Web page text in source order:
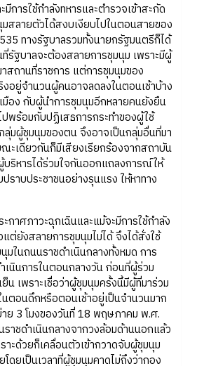
การใช้กำลังทหารและตำรวจเข้าสะกัด
สลายตัวได้สงบเงียบไปในตอนสายของ
ทางรัฐบาลรวมทั้งนายกรัฐมนตรีก็ได้
รัฐบาลจะต้องสลายการชุมนุม เพราะมีผู้
สถานที่ราชการ แต่การชุมนุมของ
อยู่จำนวนผู้คนอาจลดลงในตอนเช้าบ้าง
อง กับผู้นำการชุมนุมอีกหลายคนยังยืน
พร้อมกับปฏิเสธการกระทำของผู้ใช้
ลุ่มผู้ชุมนุมของตน จึงอาจเป็นกลุ่มอื่นที่มา
ะเดียวกันก็มีเสียงเรียกร้องจากสถาบัน
ริหารได้ร่วมใจกันออกแถลงการณ์ให้
ราบประชาชนอย่างรุนแรง ให้หาทาง
กาศภาวะฉุกเฉินและแม้จะมีการใช้กำลัง
ต่ยังสลายการชุมนุมไม่ได้ จึงได้สั่งใช้
มในถนนราชดำเนินกลางทั้งหมด การ
นินการในตอนกลางวัน ก่อนที่ผู้ร่วม
น เพราะเชื่อว่าผู้ชุมนุมครั้งนี้มีผู้ที่มาร่วม
ตอนดึกหรือตอนเช้าอยู่เป็นจำนวนมาก
ย 3 โมงของวันที่ 18 พฤษภาคม พ.ศ.
าชดำเนินกลางจากวงล้อมด้านนอกแล้ว
าะด้วยก็เคลื่อนตัวเข้ากวาดจับผู้ชุมนุม
ดยเป็นเวลาที่ผู้ชุมนุมคาดไม่ถึงว่ากอง